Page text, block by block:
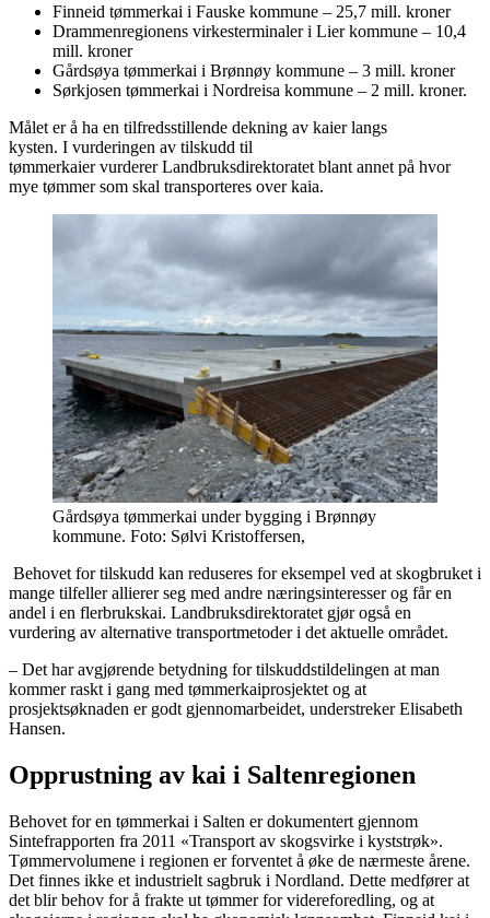
Finneid tømmerkai i Fauske kommune – 25,7 mill. kroner
Drammenregionens virkesterminaler i Lier kommune – 10,4
mill. kroner
Gårdsøya tømmerkai i Brønnøy kommune – 3 mill. kroner
Sørkjosen tømmerkai i Nordreisa kommune – 2 mill. kroner.
Målet er å ha en tilfredsstillende dekning av kaier langs
kysten. I vurderingen av tilskudd til
tømmerkaier vurderer Landbruksdirektoratet blant annet på hvor
mye tømmer som skal transporteres over kaia.
Gårdsøya tømmerkai under bygging i Brønnøy
kommune. Foto: Sølvi Kristoffersen,
Behovet for tilskudd kan reduseres for eksempel ved at skogbruket i
mange tilfeller allierer seg med andre næringsinteresser og får en
andel i en flerbrukskai. Landbruksdirektoratet gjør også en
vurdering av alternative transportmetoder i det aktuelle området.
– Det har avgjørende betydning for tilskuddstildelingen at man
kommer raskt i gang med tømmerkaiprosjektet og at
prosjektsøknaden er godt gjennomarbeidet, understreker Elisabeth
Hansen.
Opprustning av kai i Saltenregionen
Behovet for en tømmerkai i Salten er dokumentert gjennom
Sintefrapporten fra 2011 «Transport av skogsvirke i kyststrøk».
Tømmervolumene i regionen er forventet å øke de nærmeste årene.
Det finnes ikke et industrielt sagbruk i Nordland. Dette medfører at
det blir behov for å frakte ut tømmer for videreforedling, og at